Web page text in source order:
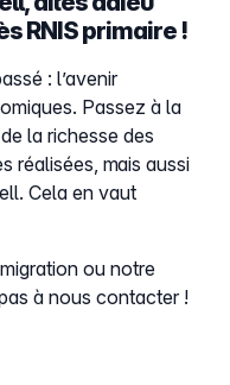
RNIS primaire !
: l’avenir
Passez à la
la richesse des
réalisées, mais aussi
Cela en vaut
ou notre
à nous contacter !